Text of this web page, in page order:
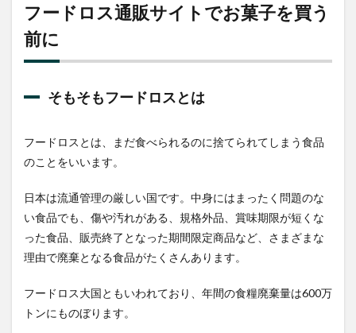
フードロス通販サイトでお菓子を買う
前に
そもそもフードロスとは
フードロスとは、まだ食べられるのに捨てられてしまう食品
のことをいいます。
日本は流通管理の厳しい国です。中身にはまったく問題のな
い食品でも、傷や汚れがある、規格外品、賞味期限が短くな
った食品、販売終了となった期間限定商品など、さまざまな
理由で廃棄となる食品がたくさんあります。
フードロス大国ともいわれており、年間の食糧廃棄量は600万
トンにものぼります。